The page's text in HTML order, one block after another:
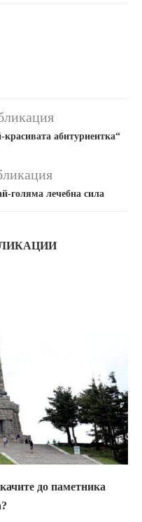
абитуриентка“
голяма лечебна сила
до паметника